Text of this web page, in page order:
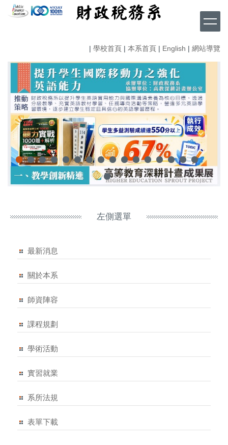
到
容
| 學校首頁 | 本系首頁 | English | 網站導覽
左側選單
最新消息
關於本系
師資陣容
課程規劃
學術活動
實習就業
系所法規
表單下載